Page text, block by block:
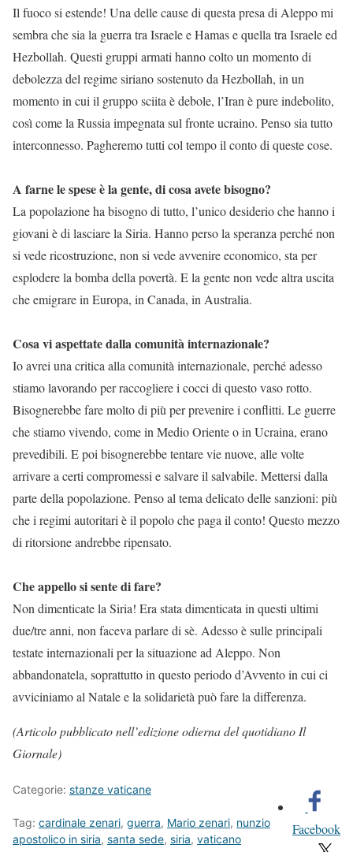
Il fuoco si estende! Una delle cause di questa presa di Aleppo mi
sembra che sia la guerra tra Israele e Hamas e quella tra Israele ed
Hezbollah. Questi gruppi armati hanno colto un momento di
debolezza del regime siriano sostenuto da Hezbollah, in un
momento in cui il gruppo sciita è debole, l’Iran è pure indebolito,
così come la Russia impegnata sul fronte ucraino. Penso sia tutto
interconnesso. Pagheremo tutti col tempo il conto di queste cose.
A farne le spese è la gente, di cosa avete bisogno?
La popolazione ha bisogno di tutto, l’unico desiderio che hanno i
giovani è di lasciare la Siria. Hanno perso la speranza perché non
si vede ricostruzione, non si vede avvenire economico, sta per
esplodere la bomba della povertà. E la gente non vede altra uscita
che emigrare in Europa, in Canada, in Australia.
Cosa vi aspettate dalla comunità internazionale?
Io avrei una critica alla comunità internazionale, perché adesso
stiamo lavorando per raccogliere i cocci di questo vaso rotto.
Bisognerebbe fare molto di più per prevenire i conflitti. Le guerre
che stiamo vivendo, come in Medio Oriente o in Ucraina, erano
prevedibili. E poi bisognerebbe tentare vie nuove, alle volte
arrivare a certi compromessi e salvare il salvabile. Mettersi dalla
parte della popolazione. Penso al tema delicato delle sanzioni: più
che i regimi autoritari è il popolo che paga il conto! Questo mezzo
di ritorsione andrebbe ripensato.
Che appello si sente di fare?
Non dimenticate la Siria! Era stata dimenticata in questi ultimi
due/tre anni, non faceva parlare di sè. Adesso è sulle principali
testate internazionali per la situazione ad Aleppo. Non
abbandonatela, soprattutto in questo periodo d’Avvento in cui ci
avviciniamo al Natale e la solidarietà può fare la differenza.
(Articolo pubblicato nell’edizione odierna del quotidiano Il
Giornale)
Facebook
Categorie: stanze vaticane
Tag: cardinale zenari, guerra, Mario zenari, nunzio
apostolico in siria, santa sede, siria, vaticano